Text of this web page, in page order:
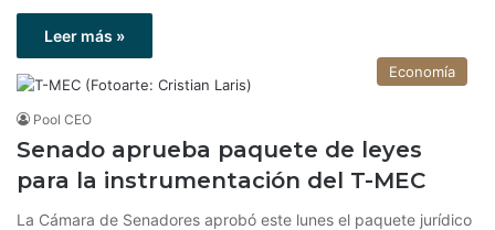
Leer más »
Economía
Pool CEO
Senado aprueba paquete de leyes
para la instrumentación del T-MEC
La Cámara de Senadores aprobó este lunes el paquete jurídico